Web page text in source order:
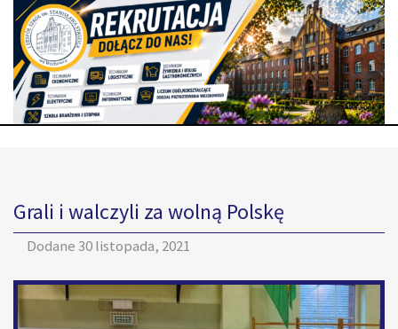
Grali i walczyli za wolną Polskę
Dodane30 listopada, 2021